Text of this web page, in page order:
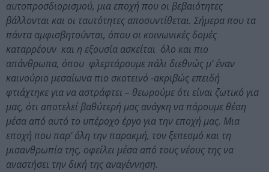
αυτοπροσδιορισμού, μια εποχή που οι βεβαιότητες
βάλλονται και οι ταυτότητες αποσυντίθεται. Σήμερα που τα
πάντα αμφισβητούνται, όπου οι κοινωνικές δομές
καταρρέουν και η εξουσία ασκείται όλο και πιο
απάνθρωπα, όπου φλερτάρουμε πάλι διεθνώς μ’ έναν
καινούριο μεσαίωνα πιο σκοτεινό -ακριβώς επειδή
φτιάχτηκε για να αστράφτει – θεωρούμε ότι είναι ζωτικό για
μας, ότι αποτελεί βαθύτερή μας ανάγκη να πάρουμε θέση
μέσα από αυτό το υπέροχο έργο για την εποχή μας. Μια
εποχή που παρ’ όλη την παρακμή, τον ξεπεσμό και τη
μισανθρωπία της, οφείλει μέσα από τους νέους της να
αναστήσει την δική της αναγέννηση.